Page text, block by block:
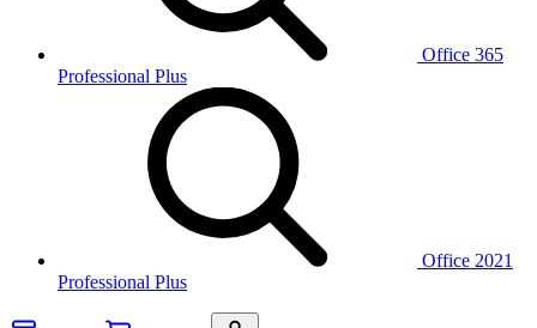
Office 365
Professional Plus
Office 2021
Professional Plus